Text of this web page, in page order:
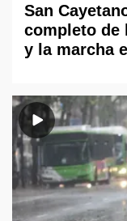
San
completo de
y la marcha